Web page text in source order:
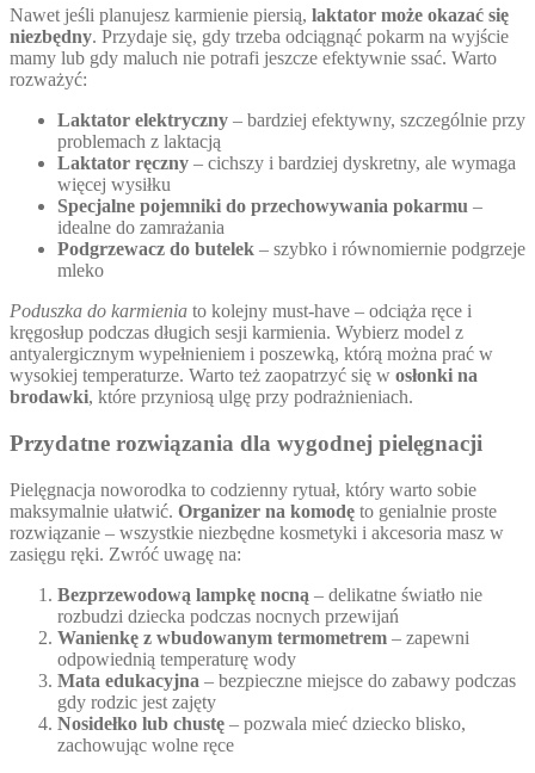
Nawet jeśli planujesz karmienie piersią, laktator może okazać się
niezbędny. Przydaje się, gdy trzeba odciągnąć pokarm na wyjście
mamy lub gdy maluch nie potrafi jeszcze efektywnie ssać. Warto
rozważyć:
Laktator elektryczny – bardziej efektywny, szczególnie przy
problemach z laktacją
Laktator ręczny – cichszy i bardziej dyskretny, ale wymaga
więcej wysiłku
Specjalne pojemniki do przechowywania pokarmu –
idealne do zamrażania
Podgrzewacz do butelek – szybko i równomiernie podgrzeje
mleko
Poduszka do karmienia to kolejny must-have – odciąża ręce i
kręgosłup podczas długich sesji karmienia. Wybierz model z
antyalergicznym wypełnieniem i poszewką, którą można prać w
wysokiej temperaturze. Warto też zaopatrzyć się w osłonki na
brodawki, które przyniosą ulgę przy podrażnieniach.
Przydatne rozwiązania dla wygodnej pielęgnacji
Pielęgnacja noworodka to codzienny rytuał, który warto sobie
maksymalnie ułatwić. Organizer na komodę to genialnie proste
rozwiązanie – wszystkie niezbędne kosmetyki i akcesoria masz w
zasięgu ręki. Zwróć uwagę na:
Bezprzewodową lampkę nocną – delikatne światło nie
rozbudzi dziecka podczas nocnych przewijań
Wanienkę z wbudowanym termometrem – zapewni
odpowiednią temperaturę wody
Mata edukacyjna – bezpieczne miejsce do zabawy podczas
gdy rodzic jest zajęty
Nosidełko lub chustę – pozwala mieć dziecko blisko,
zachowując wolne ręce